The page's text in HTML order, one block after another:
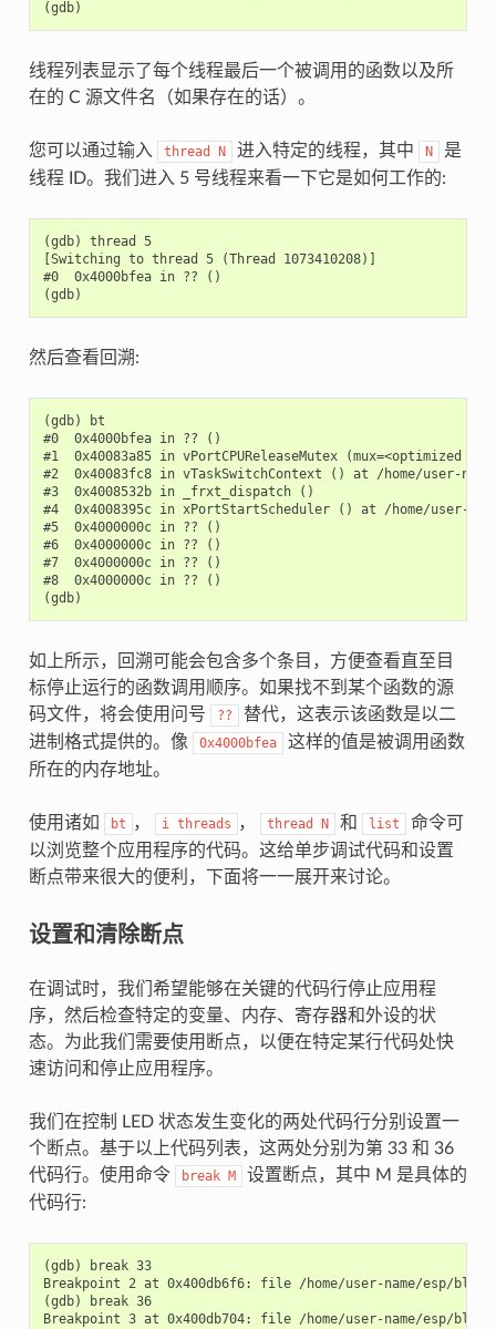
线程列表显示了每个线程最后一个被调用的函数以及所
在的 C 源文件名（如果存在的话）。
您可以通过输入 thread N 进入特定的线程，其中 N
是
线程 ID。我们进入 5 号线程来看一下它是如何工作的:
(gdb) thread 5
[Switching to thread 5 (Thread 1073410208)]
#0  0x4000bfea in ?? ()
然后查看回溯:
(gdb) bt
#0  0x4000bfea in ?? ()
#1  0x40083a85 in vPortCPUReleaseMutex
#2  0x40083fc8 in vTaskSwitchContext () at /home/user-
#3  0x4008532b in _frxt_dispatch ()
#4  0x4008395c in xPortStartScheduler () at /home/user-
#5  0x4000000c in ?? ()
#6  0x4000000c in ?? ()
#7  0x4000000c in ?? ()
#8  0x4000000c in ?? ()
如上所示，回溯可能会包含多个条目，方便查看直至目
标停止运行的函数调用顺序。如果找不到某个函数的源
码文件，将会使用问号
??
替代，这表示该函数是以二
进制格式提供的。像
0x4000bfea
这样的值是被调用函数
所在的内存地址。
使用诸如 bt ， i threads ， thread N 和 list
命令可
以浏览整个应用程序的代码。这给单步调试代码和设置
断点带来很大的便利，下面将一一展开来讨论。
设置和清除断点
在调试时，我们希望能够在关键的代码行停止应用程
序，然后检查特定的变量、内存、寄存器和外设的状
态。为此我们需要使用断点，以便在特定某行代码处快
速访问和停止应用程序。
我们在控制 LED 状态发生变化的两处代码行分别设置一
个断点。基于以上代码列表，这两处分别为第 33 和 36
代码行。使用命令
break M
设置断点，其中 M 是具体的
代码行:
(gdb) break 33
Breakpoint 2 at 0x400db6f6: file /home/user-name/esp/
(gdb) break 36